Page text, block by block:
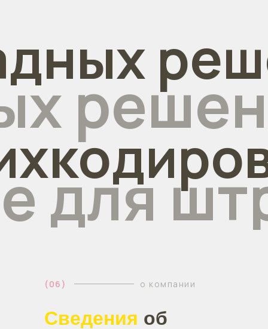
(06) о компании
Сведения об